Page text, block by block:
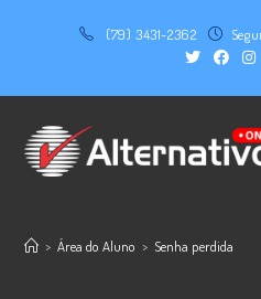
(79) 3431-2362
> Área do Aluno > Senha perdida